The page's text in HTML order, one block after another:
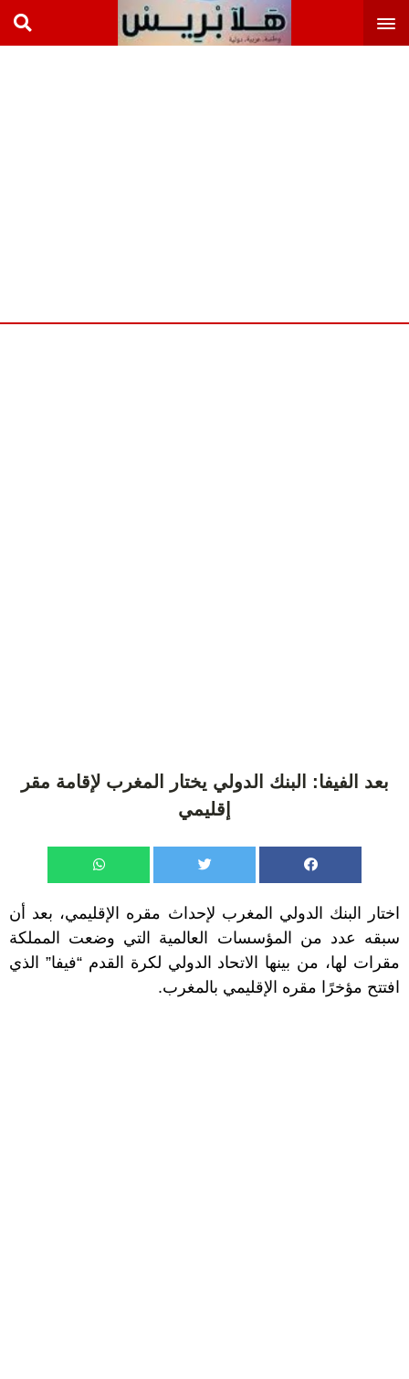
بعد الفيفا: البنك الدولي يختار المغرب لإقامة مقر
إقليمي
اختار البنك الدولي المغرب لإحداث مقره الإقليمي، بعد أن
سبقه عدد من المؤسسات العالمية التي وضعت المملكة
مقرات لها، من بينها الاتحاد الدولي لكرة القدم “فيفا” الذي
افتتح مؤخرًا مقره الإقليمي بالمغرب.